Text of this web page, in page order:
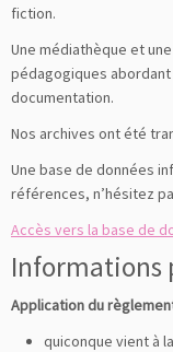
fiction.
Une médiathèque et
pédagogiques
documentation.
Nos archives ont été
Une base de données
références, n’hésitez
Accès vers la base de
Informations
Application du
quiconque vient à